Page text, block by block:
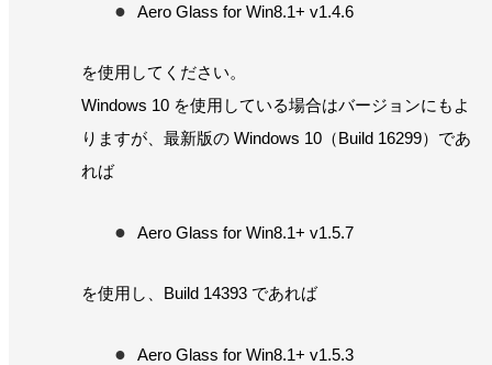
Aero Glass for Win8.1+ v1.4.6
を使用してください。
Windows 10 を使用している場合はバージョンにもよ
りますが、最新版の Windows 10（Build 16299）であ
れば
Aero Glass for Win8.1+ v1.5.7
を使用し、Build 14393 であれば
Aero Glass for Win8.1+ v1.5.3